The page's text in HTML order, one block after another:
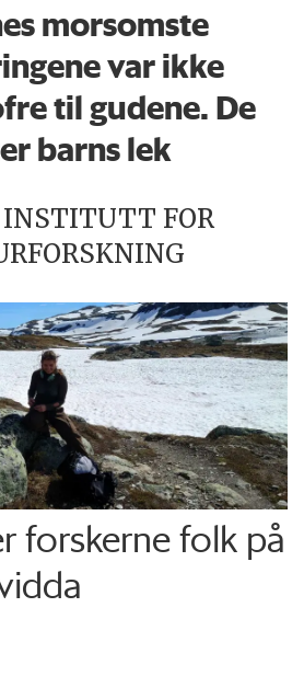
morsomste
var ikke
til gudene. De
barns lek
INSTITUTT FOR
forskerne folk på